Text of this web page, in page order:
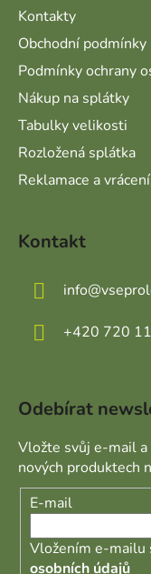
Kontakty
Obchodní podmínky
Podmínky ochrany
Nákup na splátky
Tabulky velikosti
Rozložená splátka
Reklamace a
Kontakt
info@
+420 720
Odebírat
Vložte svůj e-mail a
nových produktech
E-mail
Vložením e-mailu
osobních údajů